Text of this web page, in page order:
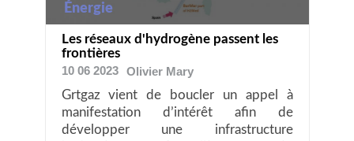
Énergie
Les réseaux d'hydrogène passent les
frontières
10 06 2023
Olivier Mary
Grtgaz vient de boucler un appel à
manifestation d’intérêt afin de
développer une infrastructure